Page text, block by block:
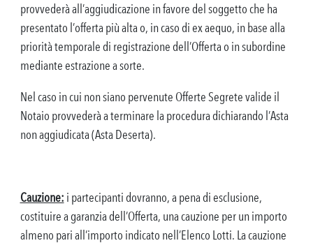
provvederà all’aggiudicazione in favore del soggetto che ha
presentato l’offerta più alta o, in caso di ex aequo, in base alla
priorità temporale di registrazione dell’Offerta o in subordine
mediante estrazione a sorte.
Nel caso in cui non siano pervenute Offerte Segrete valide il
Notaio provvederà a terminare la procedura dichiarando l’Asta
non aggiudicata (Asta Deserta).
Cauzione: i partecipanti dovranno, a pena di esclusione,
costituire a garanzia dell’Offerta, una cauzione per un importo
almeno pari all’importo indicato nell’Elenco Lotti. La cauzione